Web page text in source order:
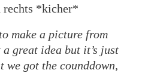
rechts *kicher*
make a picture from
great idea but it’s just
we got the counddown,